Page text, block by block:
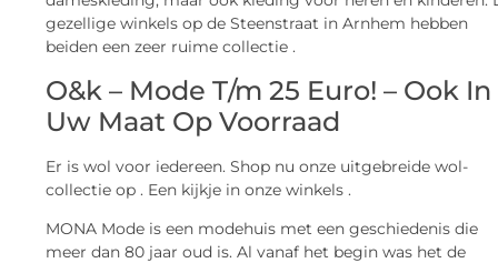
gezellige winkels op de Steenstraat in Arnhem hebben
beiden een zeer ruime collectie .
O&k – Mode T/m 25 Euro! – Ook In
Uw Maat Op Voorraad
Er is wol voor iedereen. Shop nu onze uitgebreide wol-
collectie op . Een kijkje in onze winkels .
MONA Mode is een modehuis met een geschiedenis die
meer dan 80 jaar oud is. Al vanaf het begin was het de